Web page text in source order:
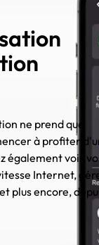
ne prend que
à profiter
également voir
Internet,
plus encore,